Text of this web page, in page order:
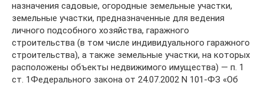
назначения садовые, огородные земельные участки,
земельные участки, предназначенные для ведения
личного подсобного хозяйства, гаражного
строительства (в том числе индивидуального гаражного
строительства), а также земельные участки, на которых
расположены объекты недвижимого имущества) — п. 1
ст. 1Федерального закона от 24.07.2002 N 101-ФЗ «Об